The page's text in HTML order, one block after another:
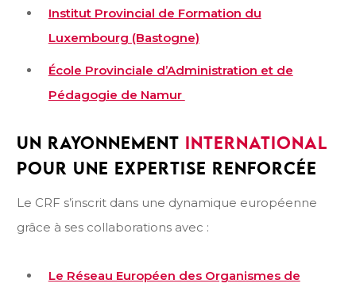
Institut Provincial de Formation du
Luxembourg (Bastogne)
École Provinciale d’Administration et de
Pédagogie de Namur
UN RAYONNEMENT
INTERNATIONAL
POUR UNE EXPERTISE RENFORCÉE
Le CRF s’inscrit dans une dynamique européenne
grâce à ses collaborations avec :
Le Réseau Européen des Organismes de